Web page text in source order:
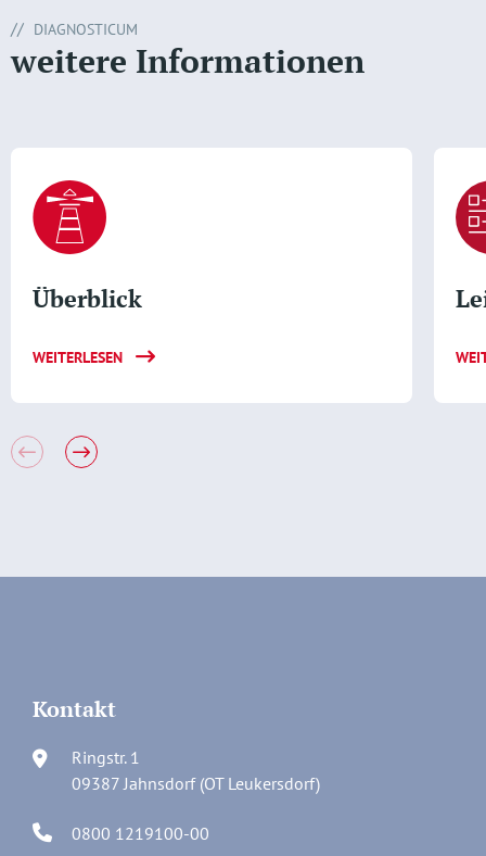
DIAGNOSTICUM
weitere Informationen
Überblick
WEITERLESEN
Kontakt
Ringstr. 1
09387 Jahnsdorf (OT Leukersdorf)
0800 1219100-00